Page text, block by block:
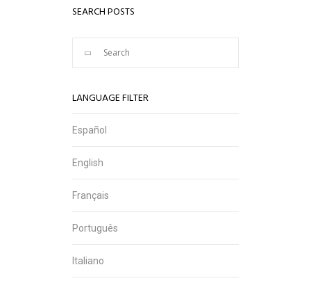
SEARCH POSTS
LANGUAGE FILTER
Español
English
Français
Português
Italiano